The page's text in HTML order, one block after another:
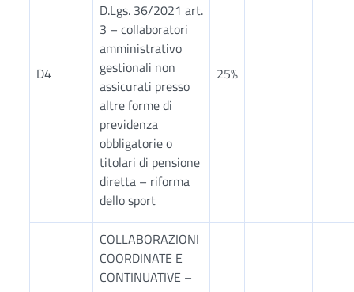
D4
D.Lgs. 36/2021 art.
3 – collaboratori
amministrativo
gestionali non
assicurati presso
altre forme di
previdenza
obbligatorie o
titolari di pensione
diretta – riforma
dello sport
25%
COLLABORAZIONI
COORDINATE E
CONTINUATIVE –